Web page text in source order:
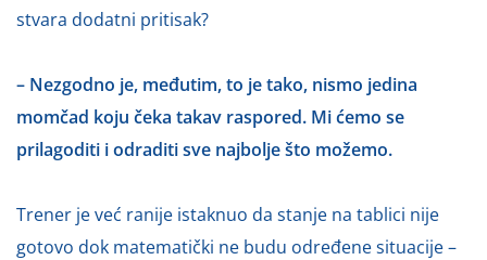
stvara dodatni pritisak?
– Nezgodno je, međutim, to je tako, nismo jedina
momčad koju čeka takav raspored. Mi ćemo se
prilagoditi i odraditi sve najbolje što možemo.
Trener je već ranije istaknuo da stanje na tablici nije
gotovo dok matematički ne budu određene situacije –